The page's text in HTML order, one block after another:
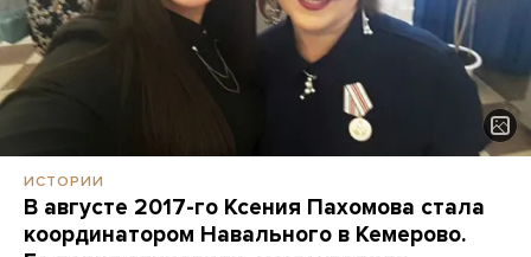
ИСТОРИИ
В августе 2017-го Ксения Пахомова стала
координатором Навального в Кемерово.